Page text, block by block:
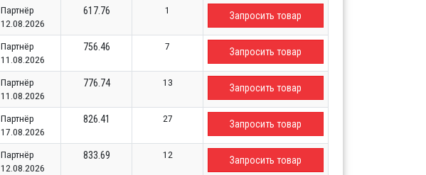
Партнёр
12.08.2026
617.76 1 Запросить товар
Партнёр
11.08.2026
756.46 7 Запросить товар
Партнёр
11.08.2026
776.74 13 Запросить товар
Партнёр
17.08.2026
826.41 27 Запросить товар
Партнёр
12.08.2026
833.69 12 Запросить товар